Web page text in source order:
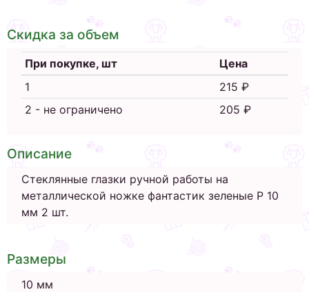
Скидка за объем
При покупке, шт
Цена
1
215 ₽
2 - не ограничено
205 ₽
Описание
Стеклянные глазки ручной работы на
металлической ножке фантастик зеленые Р 10
мм 2 шт.
Размеры
10 мм